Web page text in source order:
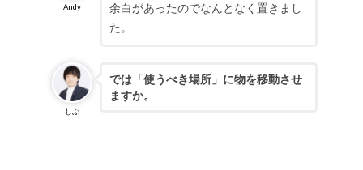
Andy
余白があったのでなんとなく置きまし
た。
しぶ
では「使うべき場所」に物を移動させ
ますか。